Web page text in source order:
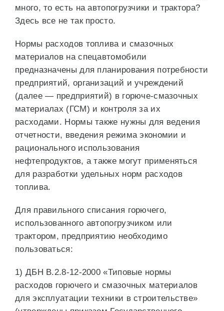
много, то есть на автопогрузчики и трактора?
Здесь все не так просто.
Нормы расходов топлива и смазочных
материалов на спецавтомобили
предназначены для планирования потребности
предприятий, организаций и учреждений
(далее — предприятий) в горюче-смазочных
материалах (ГСМ) и контроля за их
расходами. Нормы также нужны для ведения
отчетности, введения режима экономии и
рационального использования
нефтепродуктов, а также могут применяться
для разработки удельных норм расходов
топлива.
Для правильного списания горючего,
использованного автопогрузчиком или
трактором, предприятию необходимо
пользоваться:
1) ДБН В.2.8-12-2000 «Типовые нормы
расходов горючего и смазочных материалов
для эксплуатации техники в строительстве»